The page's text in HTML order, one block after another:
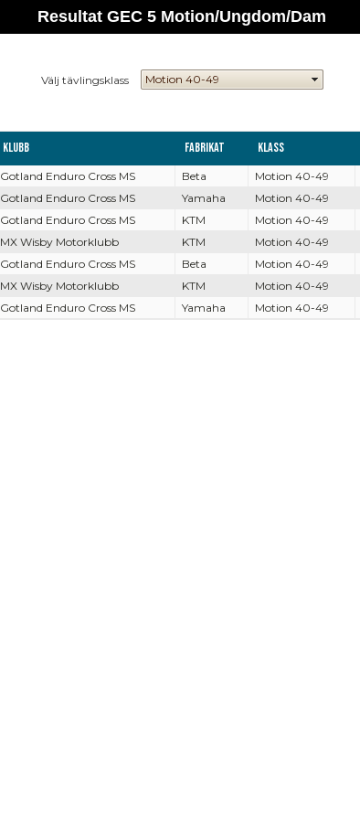
Resultat GEC 5 Motion/Ungdom/Dam
Välj tävlingsklass
Klubb Fabrikat Klass
Gotland Enduro Cross MS Beta Motion 40-49
Gotland Enduro Cross MS Yamaha Motion 40-49
Gotland Enduro Cross MS KTM Motion 40-49
MX Wisby Motorklubb KTM Motion 40-49
Gotland Enduro Cross MS Beta Motion 40-49
MX Wisby Motorklubb KTM Motion 40-49
Gotland Enduro Cross MS Yamaha Motion 40-49